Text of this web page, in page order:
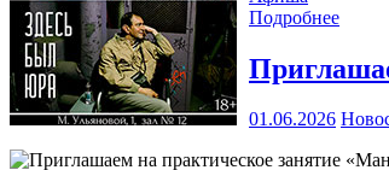
Подробнее
01.06.2026